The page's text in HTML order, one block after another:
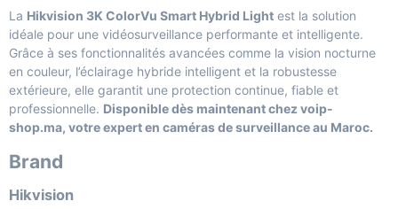
La Hikvision 3K ColorVu Smart Hybrid Light est la solution
idéale pour une vidéosurveillance performante et intelligente.
Grâce à ses fonctionnalités avancées comme la vision nocturne
en couleur, l’éclairage hybride intelligent et la robustesse
extérieure, elle garantit une protection continue, fiable et
professionnelle. Disponible dès maintenant chez voip-
shop.ma, votre expert en caméras de surveillance au Maroc.
Brand
Hikvision